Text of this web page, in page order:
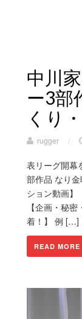
中川
ー3部
くり
rugger /
表リーグ開幕
部作品 なり
ション動画】
【企画・秘
着！】 例 […]
READ MORE